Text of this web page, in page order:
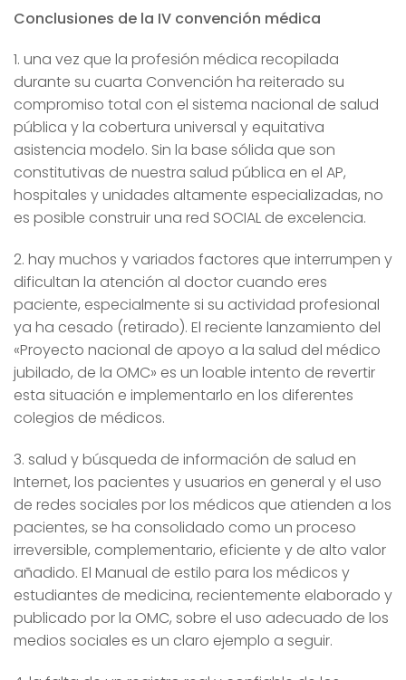
Conclusiones de la IV convención médica
1. una vez que la profesión médica recopilada
durante su cuarta Convención ha reiterado su
compromiso total con el sistema nacional de salud
pública y la cobertura universal y equitativa
asistencia modelo. Sin la base sólida que son
constitutivas de nuestra salud pública en el AP,
hospitales y unidades altamente especializadas, no
es posible construir una red SOCIAL de excelencia.
2. hay muchos y variados factores que interrumpen y
dificultan la atención al doctor cuando eres
paciente, especialmente si su actividad profesional
ya ha cesado (retirado). El reciente lanzamiento del
«Proyecto nacional de apoyo a la salud del médico
jubilado, de la OMC» es un loable intento de revertir
esta situación e implementarlo en los diferentes
colegios de médicos.
3. salud y búsqueda de información de salud en
Internet, los pacientes y usuarios en general y el uso
de redes sociales por los médicos que atienden a los
pacientes, se ha consolidado como un proceso
irreversible, complementario, eficiente y de alto valor
añadido. El Manual de estilo para los médicos y
estudiantes de medicina, recientemente elaborado y
publicado por la OMC, sobre el uso adecuado de los
medios sociales es un claro ejemplo a seguir.